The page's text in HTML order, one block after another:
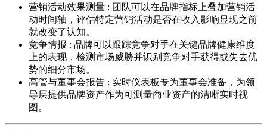
营销活动效果测量 : 团队可以在品牌指标上叠加营销活
动时间轴，评估特定营销活动是否在收入影响显现之前
就改变了认知。
竞争情报 : 品牌可以跟踪竞争对手在关键品牌健康维度
上的表现，检测市场威胁并识别竞争对手获得或失去优
势的细分市场。
高管与董事会报告 : 实时仪表板专为董事会准备，为领
导层提供品牌资产作为可测量商业资产的清晰实时视
图。